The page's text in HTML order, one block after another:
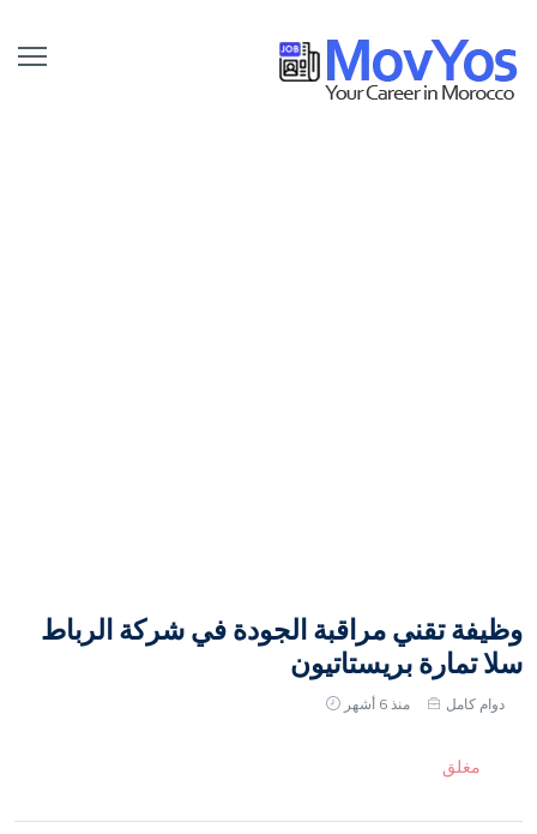
وظيفة تقني مراقبة الجودة في شركة الرباط
سلا تمارة بريستاتيون
دوام كامل منذ 6 أشهر
مغلق